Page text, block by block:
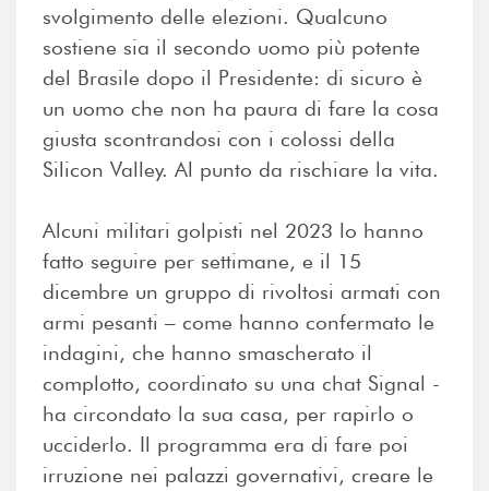
svolgimento delle elezioni. Qualcuno
sostiene sia il secondo uomo più potente
del Brasile dopo il Presidente: di sicuro è
un uomo che non ha paura di fare la cosa
giusta scontrandosi con i colossi della
Silicon Valley. Al punto da rischiare la vita.
Alcuni militari golpisti nel 2023 lo hanno
fatto seguire per settimane, e il 15
dicembre un gruppo di rivoltosi armati con
armi pesanti – come hanno confermato le
indagini, che hanno smascherato il
complotto, coordinato su una chat Signal -
ha circondato la sua casa, per rapirlo o
ucciderlo. Il programma era di fare poi
irruzione nei palazzi governativi, creare le